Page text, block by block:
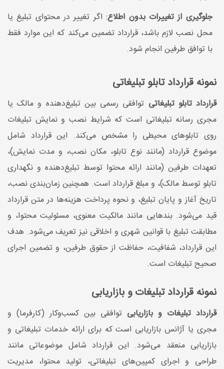
جلوگیری از تغییرات بدون اطلاع: اگر تغییر در محتوای تبلیغ یا
محل نصب لازم باشد، قرارداد تضمین می‌کند که این موارد فقط
با توافق طرفین انجام شود.
نمونه قرارداد تابلو تبلیغاتی
قرارداد تابلو تبلیغاتی توافقی رسمی بین تبلیغ‌دهنده و مالک یا
مجری رسانه تبلیغاتی است که شرایط نصب و نمایش تبلیغات
روی تابلوهای محیطی را مشخص می‌کند. این قرارداد شامل
موضوع قرارداد (مانند نوع تابلو، مکان نصب، و مدت نمایش)،
تعهدات طرفین (مانند ارائه محتوا توسط تبلیغ‌دهنده و نگهداری
تابلو توسط مالک)، و مبلغ قرارداد است. همچنین زمان‌بندی نصب،
تاریخ آغاز و پایان تبلیغ، و نحوه پرداخت هزینه‌ها در متن قرارداد
قید می‌شود. بندهایی مانند مالکیت معنوی، مسئولیت محتوا، و
مطابقت تبلیغ با قوانین شهری و اخلاقی نیز تعریف می‌شود. هدف
این قرارداد، شفافیت، حفاظت از حقوق طرفین، و تضمین اجرای
صحیح تبلیغات است.
نمونه قرارداد تبلیغات و بازاریابی
قرارداد تبلیغات و بازاریابی توافقی بین کسب‌وکار (کارفرما) و
مجری یا آژانس بازاریابی است که برای ارائه خدمات تبلیغاتی و
بازاریابی منعقد می‌شود. این قرارداد شامل موضوعاتی مانند
طراحی و اجرای کمپین‌های تبلیغاتی، تولید محتوا، مدیریت